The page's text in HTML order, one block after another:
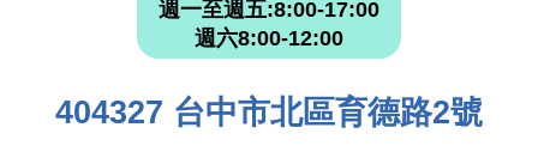
週一至週五:8:00-17:00
週六8:00-12:00
404327 台中市北區育德路2號